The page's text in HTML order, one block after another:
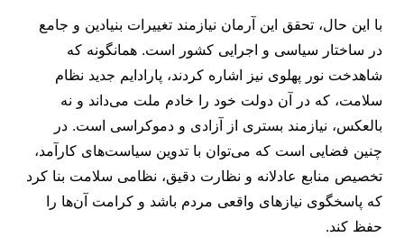
با این حال، تحقق این آرمان نیازمند تغییرات بنیادین و جامع
در ساختار سیاسی و اجرایی کشور است. همانگونه که
شاهدخت نور پهلوی نیز اشاره کردند، پارادایم جدید نظام
سلامت، که در آن دولت خود را خادم ملت می‌داند و نه
بالعکس، نیازمند بستری از آزادی و دموکراسی است. در
چنین فضایی است که می‌توان با تدوین سیاست‌های کارآمد،
تخصیص منابع عادلانه و نظارت دقیق، نظامی سلامت بنا کرد
که پاسخگوی نیازهای واقعی مردم باشد و کرامت آن‌ها را
حفظ کند.